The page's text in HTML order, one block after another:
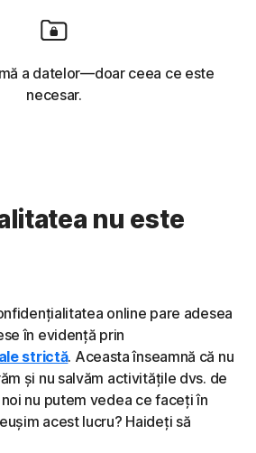
a datelor—doar ceea ce este
necesar.
nu este
online pare adesea
în evidență prin
strictă. Aceasta înseamnă că nu
și nu salvăm activitățile dvs. de
nu putem vedea ce faceți în
acest lucru? Haideți să